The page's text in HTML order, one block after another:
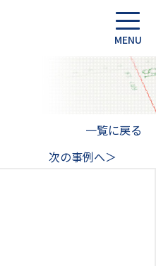
一覧に戻る
次の事例へ＞